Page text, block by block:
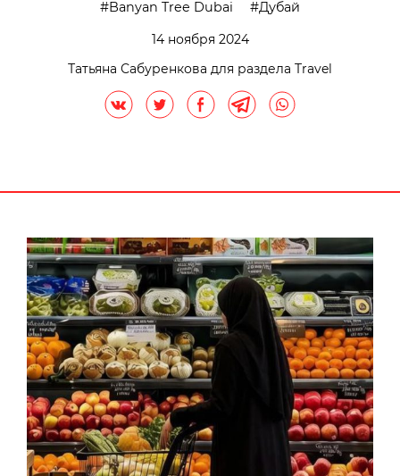
Banyan Tree Dubai
Дубай
14 ноября 2024
Татьяна Сабуренкова для раздела Travel